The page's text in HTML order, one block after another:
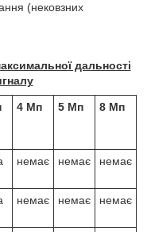
(нековзних
дальності
4 Мп 5 Мп 8 Мп
немає немає немає
немає немає немає